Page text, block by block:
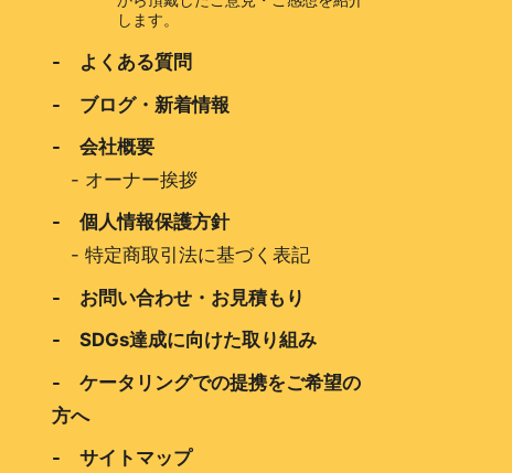
します。
- よくある質問
- ブログ・新着情報
- 会社概要
- オーナー挨拶
- 個人情報保護方針
- 特定商取引法に基づく表記
- お問い合わせ・お見積もり
- SDGs達成に向けた取り組み
- ケータリングでの提携をご希望の
方へ
- サイトマップ